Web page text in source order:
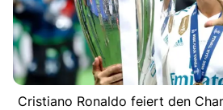
Cristiano Ronaldo feiert den